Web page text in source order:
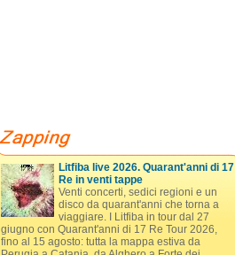
Litfiba live 2026. Quarant'anni di 17
Re in venti tappe
Venti concerti, sedici regioni e un
disco da quarant'anni che torna a
viaggiare. I Litfiba in tour dal 27
giugno con Quarant'anni di 17 Re Tour 2026,
fino al 15 agosto: tutta la mappa estiva da